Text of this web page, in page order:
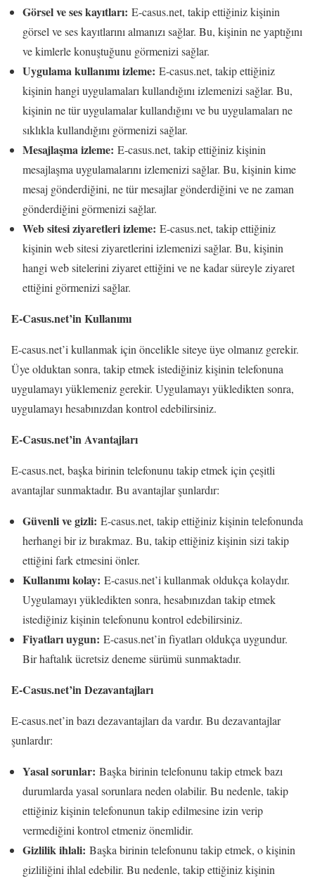
Görsel ve ses kayıtları: E-casus.net, takip ettiğiniz kişinin
görsel ve ses kayıtlarını almanızı sağlar. Bu, kişinin ne yaptığını
ve kimlerle konuştuğunu görmenizi sağlar.
Uygulama kullanımı izleme: E-casus.net, takip ettiğiniz
kişinin hangi uygulamaları kullandığını izlemenizi sağlar. Bu,
kişinin ne tür uygulamalar kullandığını ve bu uygulamaları ne
sıklıkla kullandığını görmenizi sağlar.
Mesajlaşma izleme: E-casus.net, takip ettiğiniz kişinin
mesajlaşma uygulamalarını izlemenizi sağlar. Bu, kişinin kime
mesaj gönderdiğini, ne tür mesajlar gönderdiğini ve ne zaman
gönderdiğini görmenizi sağlar.
Web sitesi ziyaretleri izleme: E-casus.net, takip ettiğiniz
kişinin web sitesi ziyaretlerini izlemenizi sağlar. Bu, kişinin
hangi web sitelerini ziyaret ettiğini ve ne kadar süreyle ziyaret
ettiğini görmenizi sağlar.
E-Casus.net’in Kullanımı
E-casus.net’i kullanmak için öncelikle siteye üye olmanız gerekir.
Üye olduktan sonra, takip etmek istediğiniz kişinin telefonuna
uygulamayı yüklemeniz gerekir. Uygulamayı yükledikten sonra,
uygulamayı hesabınızdan kontrol edebilirsiniz.
E-Casus.net’in Avantajları
E-casus.net, başka birinin telefonunu takip etmek için çeşitli
avantajlar sunmaktadır. Bu avantajlar şunlardır:
Güvenli ve gizli: E-casus.net, takip ettiğiniz kişinin telefonunda
herhangi bir iz bırakmaz. Bu, takip ettiğiniz kişinin sizi takip
ettiğini fark etmesini önler.
Kullanımı kolay: E-casus.net’i kullanmak oldukça kolaydır.
Uygulamayı yükledikten sonra, hesabınızdan takip etmek
istediğiniz kişinin telefonunu kontrol edebilirsiniz.
Fiyatları uygun: E-casus.net’in fiyatları oldukça uygundur.
Bir haftalık ücretsiz deneme sürümü sunmaktadır.
E-Casus.net’in Dezavantajları
E-casus.net’in bazı dezavantajları da vardır. Bu dezavantajlar
şunlardır:
Yasal sorunlar: Başka birinin telefonunu takip etmek bazı
durumlarda yasal sorunlara neden olabilir. Bu nedenle, takip
ettiğiniz kişinin telefonunun takip edilmesine izin verip
vermediğini kontrol etmeniz önemlidir.
Gizlilik ihlali: Başka birinin telefonunu takip etmek, o kişinin
gizliliğini ihlal edebilir. Bu nedenle, takip ettiğiniz kişinin